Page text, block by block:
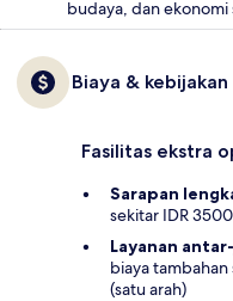
budaya, dan
Biaya & kebijakan
Fasilitas ekstra
Sarapan
sekitar IDR
Layanan
biaya tambahan
(satu arah)